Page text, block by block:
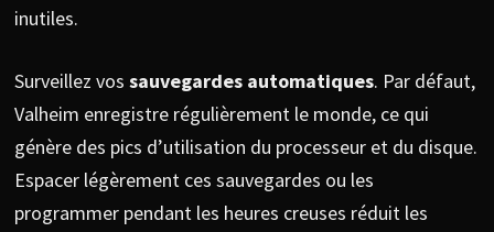
inutiles.
Surveillez vos sauvegardes automatiques. Par défaut,
Valheim enregistre régulièrement le monde, ce qui
génère des pics d’utilisation du processeur et du disque.
Espacer légèrement ces sauvegardes ou les
programmer pendant les heures creuses réduit les